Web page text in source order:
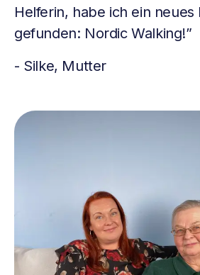
Helferin, habe ich ein neues
gefunden: Nordic Walking!”
- Silke, Mutter